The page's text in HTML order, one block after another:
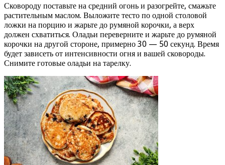
Сковороду поставьте на средний огонь и разогрейте, смажьте
растительным маслом. Выложите тесто по одной столовой
ложки на порцию и жарьте до румяной корочки, а верх
должен схватиться. Оладьи переверните и жарьте до румяной
корочки на другой стороне, примерно 30 — 50 секунд. Время
будет зависеть от интенсивности огня и вашей сковороды.
Снимите готовые оладьи на тарелку.